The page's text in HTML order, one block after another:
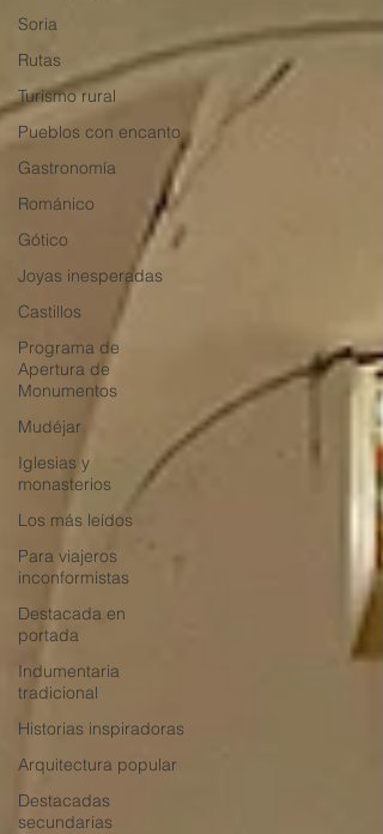
Soria
Rutas
Turismo rural
Pueblos con encanto
Gastronomía
Románico
Gótico
Joyas inesperadas
Castillos
Programa de
Apertura de
Monumentos
Mudéjar
Iglesias y
monasterios
Los más leídos
Para viajeros
inconformistas
Destacada en
portada
Indumentaria
tradicional
Historias inspiradoras
Arquitectura popular
Destacadas
secundarias